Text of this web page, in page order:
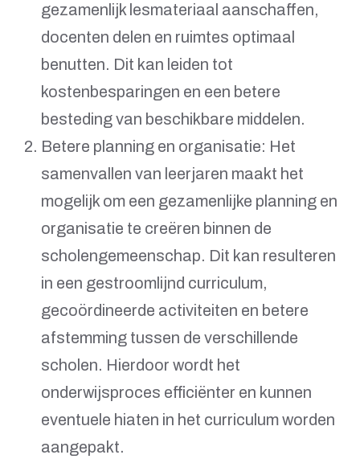
gezamenlijk lesmateriaal aanschaffen,
docenten delen en ruimtes optimaal
benutten. Dit kan leiden tot
kostenbesparingen en een betere
besteding van beschikbare middelen.
Betere planning en organisatie: Het
samenvallen van leerjaren maakt het
mogelijk om een ​​gezamenlijke planning en
organisatie te creëren binnen de
scholengemeenschap. Dit kan resulteren
in een gestroomlijnd curriculum,
gecoördineerde activiteiten en betere
afstemming tussen de verschillende
scholen. Hierdoor wordt het
onderwijsproces efficiënter en kunnen
eventuele hiaten in het curriculum worden
aangepakt.